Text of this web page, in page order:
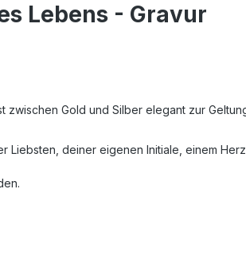
Lebens - Gravur
Gold und Silber elegant zur
Liebsten, deiner eigenen Initiale, einem